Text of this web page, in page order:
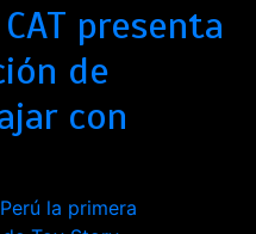
presenta
de
con